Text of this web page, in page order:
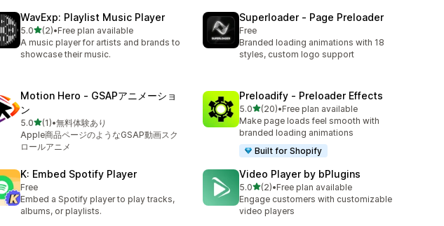
WavExp: Playlist Music Player
5.05つ星中
(2)
合計レビュー数：2件
•Free plan available
A music player for artists and brands to
showcase their music.
Superloader ‑ Page Preloader
Free
Branded loading animations with 18
styles, custom logo support
Motion Hero ‑ GSAPアニメーショ
ン
5.05つ星中
(1)
合計レビュー数：1件
•無料体験あり
Apple商品ページのようなGSAP動画スク
ロールアニメ
Preloadify ‑ Preloader Effects
5.05つ星中
(20)
合計レビュー数：20件
•Free plan available
Make page loads feel smooth with
branded loading animations
Built for Shopify
K: Embed Spotify Player
Free
Embed a Spotify player to play tracks,
albums, or playlists.
Video Player by bPlugins
5.05つ星中
(2)
合計レビュー数：2件
•Free plan available
Engage customers with customizable
video players